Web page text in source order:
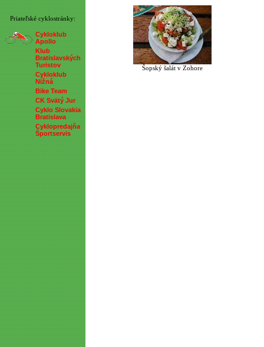
Priateľské cyklostránky:
Cykloklub
Apollo
Klub
Bratislavských
Turistov
Cykloklub
Nižná
Bike Team
CK Svätý Jur
Cyklo Slovakia
Bratislava
Cyklopredajňa
Športservis
Šopský šalát v Zohore